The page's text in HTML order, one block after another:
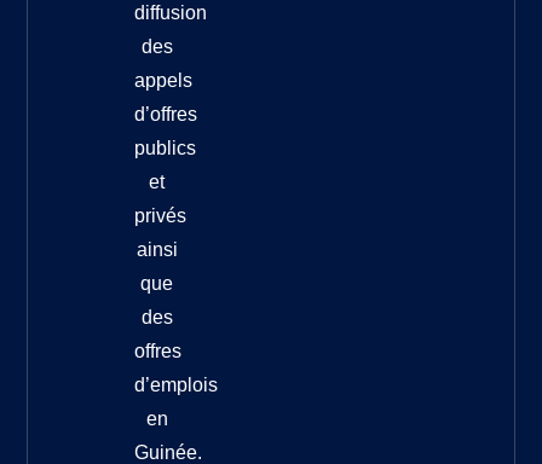
diffusion
des
appels
d’offres
publics
et
privés
ainsi
que
des
offres
d’emplois
en
Guinée.